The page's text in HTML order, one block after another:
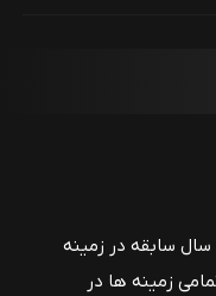
سایت و گروه میفا موزیک با بیش از ۱۲ سال سابقه در زمینه
زمینه ها در